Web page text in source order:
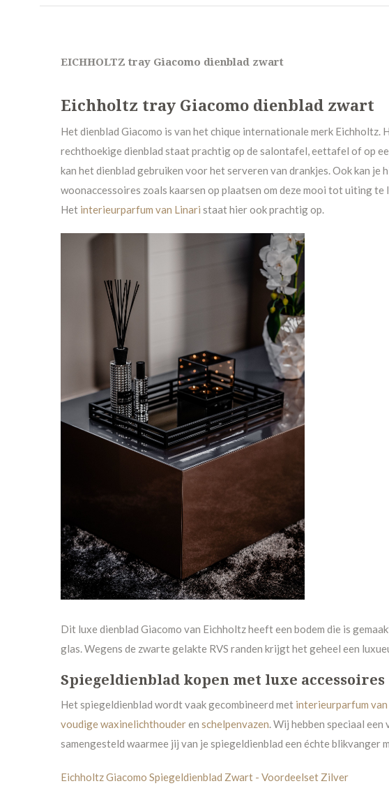
EICHHOLTZ tray Giacomo dienblad zwart
Eichholtz tray Giacomo dienblad zwart
Het dienblad Giacomo is van het chique internationale merk Eichholtz.
rechthoekige dienblad staat prachtig op de salontafel, eettafel of op
kan het dienblad gebruiken voor het serveren van drankjes. Ook kan je
woonaccessoires zoals kaarsen op plaatsen om deze mooi tot uiting te
Het interieurparfum van Linari staat hier ook prachtig op.
Dit luxe dienblad Giacomo van Eichholtz heeft een bodem die is
glas. Wegens de zwarte gelakte RVS randen krijgt het geheel een
Spiegeldienblad kopen met luxe accessoires
Het spiegeldienblad wordt vaak gecombineerd met interieurparfum
voudige waxinelichthouderen schelpenvazen. Wij hebben speciaal
samengesteld waarmee jij van je spiegeldienblad een échte blikvanger
Eichholtz Giacomo Spiegeldienblad Zwart - Voordeelset Zilver